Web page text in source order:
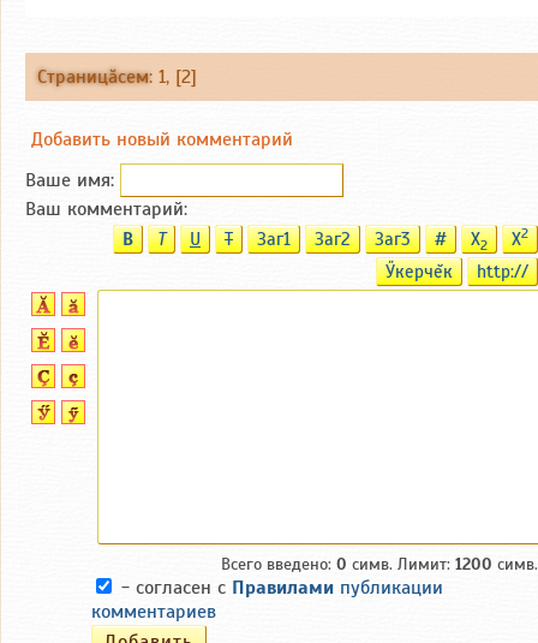
Страницăсем: 1, [2]
Добавить новый комментарий
Ваше имя:
Ваш комментарий:
B T U T Заг1 Заг2 Заг3 # X2 X2
Ӳкерчĕк http://
Всего введено: 0 симв. Лимит: 1200 симв.
- согласен с Правилами публикации
комментариев